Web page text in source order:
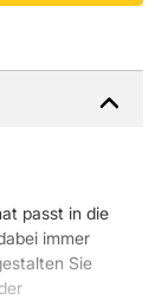
passt in die
immer
Sie